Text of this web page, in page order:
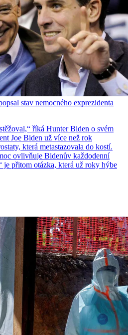
stav nemocného exprezidenta
říká Hunter Biden o svém
Joe Biden už více než rok
která metastazovala do kostí.
ovlivňuje Bidenův každodenní
je přitom otázka, která už roky hýbe